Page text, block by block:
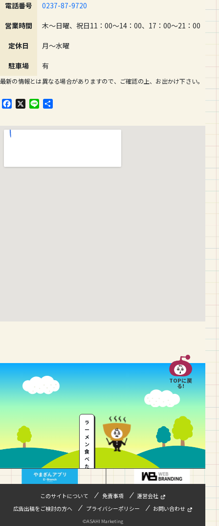
電話番号 0237-87-9720
営業時間 木～日曜、祝日11：00～14：00、17：00～21：00
定休日 月〜水曜
駐車場 有
最新の情報とは異なる場合がありますので、ご確認の上、お出かけ下さい。
F
e
X
L
e
TOPに戻
る!
ラ
ー
メ
ン
食
べ
た
このサイトについて 免責事項
運営会社
広告出稿をご検討の方へ
プライバシーポリシー お問い合わせ
©ASAHI Marketing